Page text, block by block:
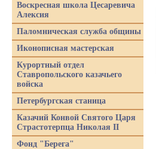
Воскресная школа Цесаревича
Алексия
Паломническая служба общины
Иконописная мастерская
Курортный отдел
Ставропольского казачьего
войска
Петербургская станица
Казачий Конвой Святого Царя
Страстотерпца Николая II
Фонд "Берега"